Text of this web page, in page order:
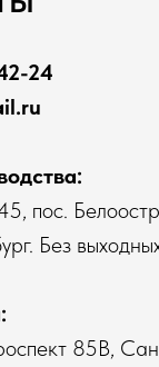
24
пос.
Без
85В,